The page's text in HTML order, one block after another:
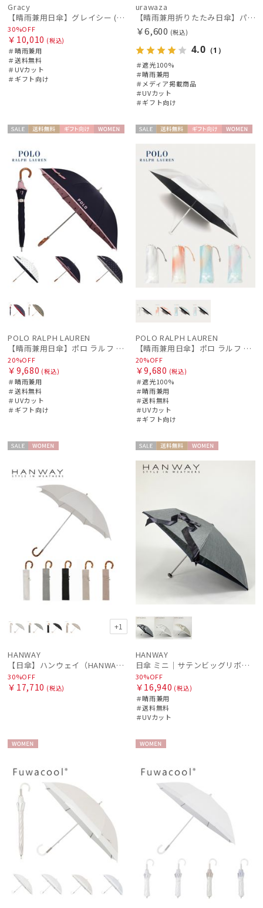
Gracy
【晴雨兼用日傘】グレイシー (Gracy) Studs 一級遮光99.99% 遮熱 UV99％
30%OFF
￥10,010 (税込)
＃晴雨兼用
＃送料無料
＃UVカット
＃ギフト向け
urawaza
【晴雨兼用折りたたみ日傘】パッとさして、サッとしまえる傘コワザ(kowaza) ライトボーダー 50 遮光100% UV100%
￥6,600 (税込)
4.0 （1）
＃遮光100%
＃晴雨兼用
＃メディア掲載商品
＃UVカット
＃ギフト向け
料
POLO RALPH LAUREN
【晴雨兼用日傘】ポロ ラルフ ローレン (POLO RALPH LAUREN) カラーベア 遮熱 UV 晴雨兼用
20%OFF
￥9,680 (税込)
＃晴雨兼用
＃送料無料
＃UVカット
＃ギフト向け
料
POLO RALPH LAUREN
【晴雨兼用日傘】ポロ ラルフ ローレン (POLO RALPH LAUREN) グラデーション 遮光100 UV100 簡単開閉
20%OFF
￥9,680 (税込)
＃遮光100%
＃晴雨兼用
＃送料無料
＃UVカット
＃ギフト向け
ル
N
+1
HANWAY
【日傘】ハンウェイ（HANWAY）Aoi 折りたたみ 木棒【公式ムーンバット】[Aoi]純パラソル UV 手開き 日本製 高級日傘
30%OFF
￥17,710 (税込)
ル
料
N
HANWAY
日傘 ミニ｜サテンビッグリボン [HANWAY]
30%OFF
￥16,940 (税込)
＃晴雨兼用
＃送料無料
＃UVカット
N
N